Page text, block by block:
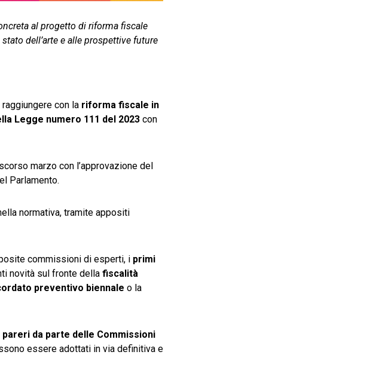
al progetto di riforma fiscale
dell’arte e alle prospettive future
con la riforma fiscale in
Legge numero 111 del 2023 con
marzo con l’approvazione del
Parlamento.
normativa, tramite appositi
commissioni di esperti, i primi
novità sul fronte della fiscalità
preventivo biennale o la
pareri da parte delle Commissioni
essere adottati in via definitiva e